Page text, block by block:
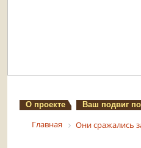
О проекте Ваш подвиг
Главная Они сражались